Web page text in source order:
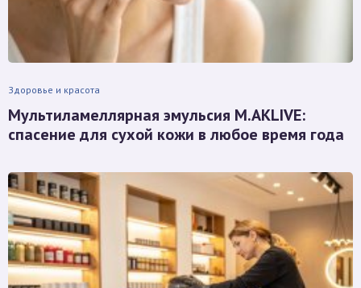
Здоровье и красота
Мультиламеллярная эмульсия M.AKLIVE:
спасение для сухой кожи в любое время года